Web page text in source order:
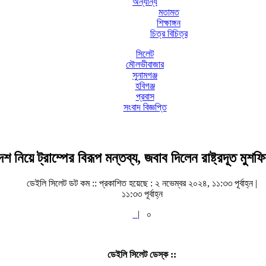
মতামত
শিক্ষাঙ্গন
চিত্র বিচিত্র
সিলেট
মৌলভীবাজার
সুনামগঞ্জ
হবিগঞ্জ
প্রবাস
সংবাদ বিজ্ঞপ্তি
নিয়ে ট্রাম্পের বিরূপ মন্তব্য, জবাব দিলেন রাষ্ট্রদূত
ডেইলি সিলেট ডট কম :: প্রকাশিত হয়েছে : ২ নভেম্বর ২০২৪, ১১:৩৩ পূর্বাহ্ন |
১১:৩৩ পূর্বাহ্ন
|
০
ডেইলি সিলেট ডেস্ক ::